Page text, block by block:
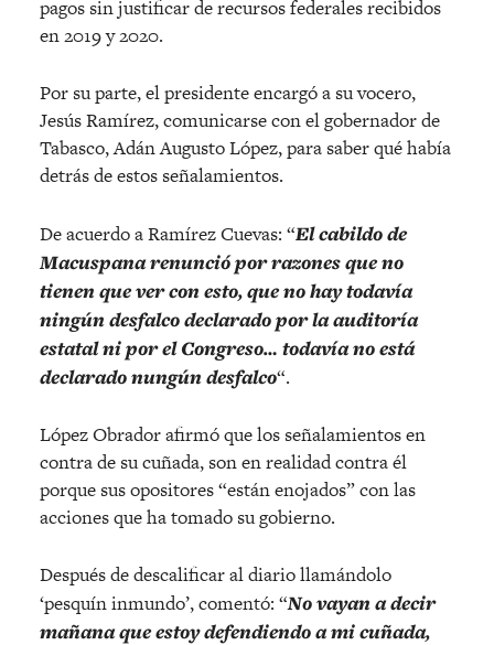
pagos sin justificar de recursos federales recibidos
en 2019 y 2020.
Por su parte, el presidente encargó a su vocero,
Jesús Ramírez, comunicarse con el gobernador de
Tabasco, Adán Augusto López, para saber qué había
detrás de estos señalamientos.
De acuerdo a Ramírez Cuevas: “El cabildo de
Macuspana renunció por razones que no
tienen que ver con esto, que no hay todavía
ningún desfalco declarado por la auditoría
estatal ni por el Congreso… todavía no está
declarado nungún desfalco“.
López Obrador afirmó que los señalamientos en
contra de su cuñada, son en realidad contra él
porque sus opositores “están enojados” con las
acciones que ha tomado su gobierno.
Después de descalificar al diario llamándolo
‘pesquín inmundo’, comentó: “No vayan a decir
mañana que estoy defendiendo a mi cuñada,